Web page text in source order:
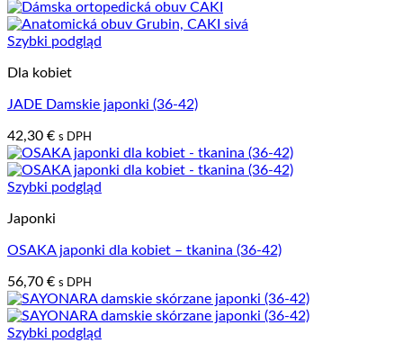
Szybki podgląd
Dla kobiet
JADE Damskie japonki (36-42)
42,30 € s DPH
Szybki podgląd
Japonki
OSAKA japonki dla kobiet – tkanina (36-42)
56,70 € s DPH
Szybki podgląd